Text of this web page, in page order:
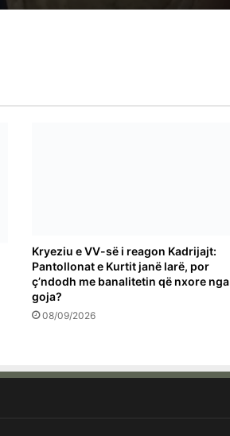
Kryeziu e VV-së i reagon Kadrijajt:
Pantollonat e Kurtit janë larë, por
ç’ndodh me banalitetin që nxore nga
goja?
08/09/2026